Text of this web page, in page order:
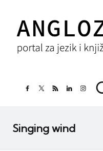
facebook.com
twitter.com
rss.com
Singing wind